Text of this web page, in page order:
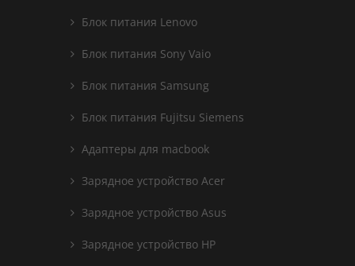
Блок питания Lenovo
Блок питания Sony Vaio
Блок питания Samsung
Блок питания Fujitsu Siemens
Адаптеры для macbook
Зарядное устройство Acer
Зарядное устройство Asus
Зарядное устройство HP